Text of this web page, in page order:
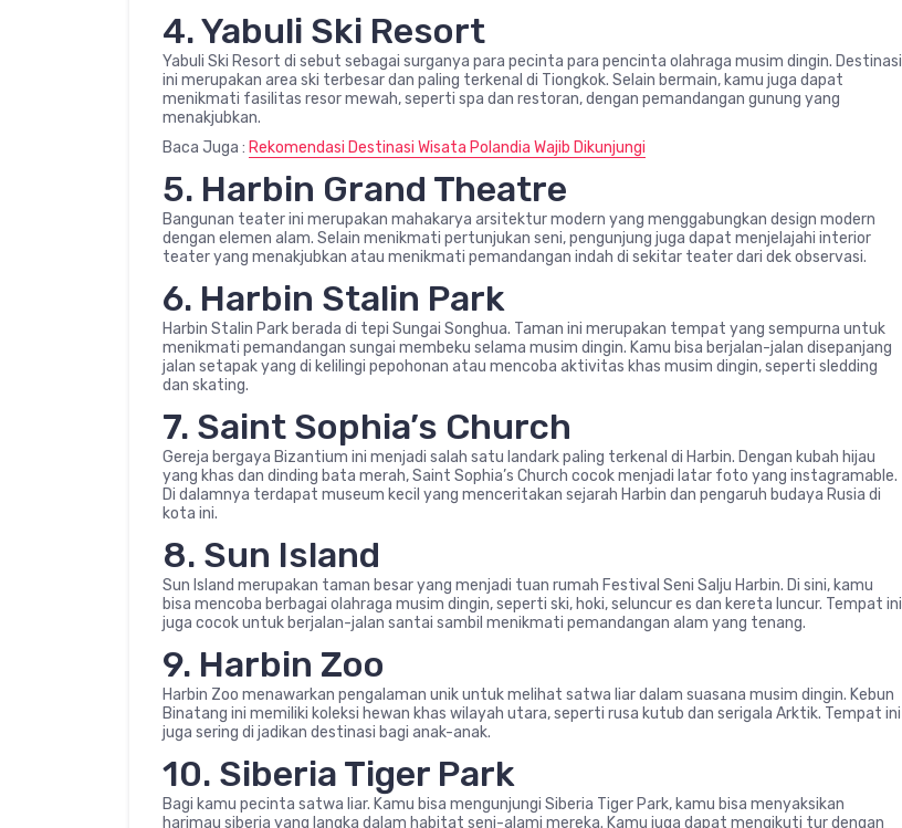
4. Yabuli Ski Resort
Yabuli Ski Resort di sebut sebagai surganya para pecinta para pencinta olahraga musim dingin. Destinasi
ini merupakan area ski terbesar dan paling terkenal di Tiongkok. Selain bermain, kamu juga dapat
menikmati fasilitas resor mewah, seperti spa dan restoran, dengan pemandangan gunung yang
menakjubkan.
Baca Juga : Rekomendasi Destinasi Wisata Polandia Wajib Dikunjungi
5. Harbin Grand Theatre
Bangunan teater ini merupakan mahakarya arsitektur modern yang menggabungkan design modern
dengan elemen alam. Selain menikmati pertunjukan seni, pengunjung juga dapat menjelajahi interior
teater yang menakjubkan atau menikmati pemandangan indah di sekitar teater dari dek observasi.
6. Harbin Stalin Park
Harbin Stalin Park berada di tepi Sungai Songhua. Taman ini merupakan tempat yang sempurna untuk
menikmati pemandangan sungai membeku selama musim dingin. Kamu bisa berjalan-jalan disepanjang
jalan setapak yang di kelilingi pepohonan atau mencoba aktivitas khas musim dingin, seperti sledding
dan skating.
7. Saint Sophia’s Church
Gereja bergaya Bizantium ini menjadi salah satu landark paling terkenal di Harbin. Dengan kubah hijau
yang khas dan dinding bata merah, Saint Sophia’s Church cocok menjadi latar foto yang instagramable.
Di dalamnya terdapat museum kecil yang menceritakan sejarah Harbin dan pengaruh budaya Rusia di
kota ini.
8. Sun Island
Sun Island merupakan taman besar yang menjadi tuan rumah Festival Seni Salju Harbin. Di sini, kamu
bisa mencoba berbagai olahraga musim dingin, seperti ski, hoki, seluncur es dan kereta luncur. Tempat ini
juga cocok untuk berjalan-jalan santai sambil menikmati pemandangan alam yang tenang.
9. Harbin Zoo
Harbin Zoo menawarkan pengalaman unik untuk melihat satwa liar dalam suasana musim dingin. Kebun
Binatang ini memiliki koleksi hewan khas wilayah utara, seperti rusa kutub dan serigala Arktik. Tempat ini
juga sering di jadikan destinasi bagi anak-anak.
10. Siberia Tiger Park
Bagi kamu pecinta satwa liar. Kamu bisa mengunjungi Siberia Tiger Park, kamu bisa menyaksikan
harimau siberia yang langka dalam habitat seni-alami mereka. Kamu juga dapat mengikuti tur dengan